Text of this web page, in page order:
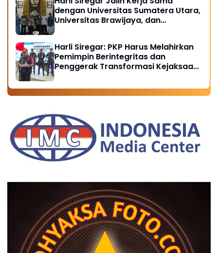
dengan Universitas Sumatera Utara,
Universitas Brawijaya, dan
Tempuh Pendidikan Doktor (S3)
Hukum
Harli Siregar: PKP Harus Melahirkan
Pemimpin Berintegritas dan
Penggerak Transformasi Kejaksaan